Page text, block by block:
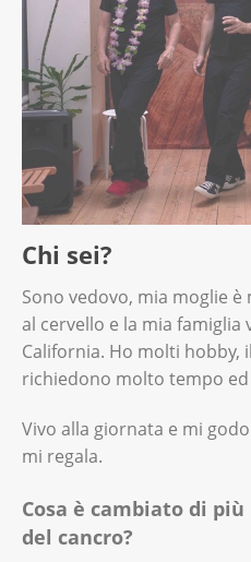
Chi sei?
Sono vedovo, mia moglie
al cervello e la mia famiglia
California. Ho molti hobby,
richiedono molto tempo ed
Vivo alla giornata e mi
mi regala.
Cosa è cambiato di
del cancro?